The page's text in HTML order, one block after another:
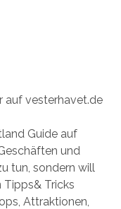
auf vesterhavet.de
Guide auf
und
tun, sondern will
Tipps& Tricks
Attraktionen,